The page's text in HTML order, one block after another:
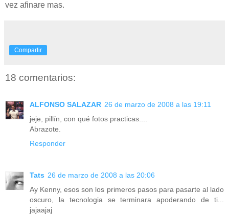
vez afinare mas.
Compartir
18 comentarios:
ALFONSO SALAZAR 26 de marzo de 2008 a las 19:11
jeje, pillín, con qué fotos practicas....
Abrazote.
Responder
Tats 26 de marzo de 2008 a las 20:06
Ay Kenny, esos son los primeros pasos para pasarte al lado
oscuro, la tecnologia se terminara apoderando de ti...
jajaajaj